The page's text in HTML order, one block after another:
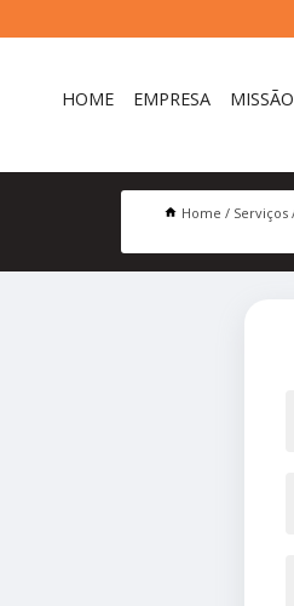
HOME EMPRESA MISSÃO
Home Serviços